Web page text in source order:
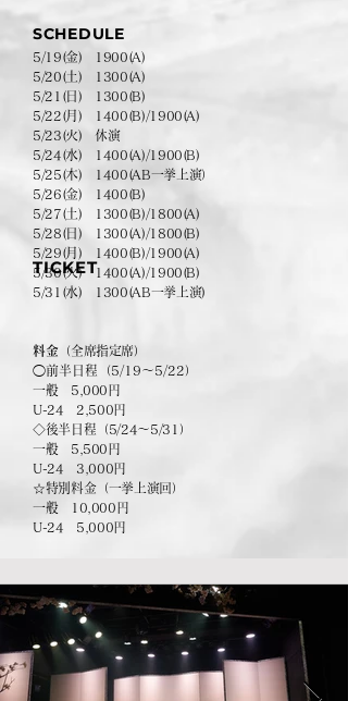
SCHEDULE
TICKET
5/19(金) 1900(A)
5/20(土) 1300(A)
5/21(日 )
1300(B)
5/22(月)
1400(B)/1900(A)
5/23(火) 休演
5/24(水)
1400(A)/1900(B)
5/25(木)
1400(AB一挙上演）
5/26(金)
1400(B)
5/27(土)
1300(B)/1800(A)
5/28(日 )
1300(A)/1800(B)
5/29(月)
1400(B)/1900(A)
5/30(火) 1400(A)/1900(B)
5/31(水) 1300(AB一挙上演)
料金（全席指定席）
◯前半日程（5/19〜5/22）
一般 5,000円
U-24 2,500円
◇後半日程（5/24〜5/31）
一般 5,500円
U-24 3,000円
☆特別料金（一挙上演回）
一般 10,000円
U-24 5,000円